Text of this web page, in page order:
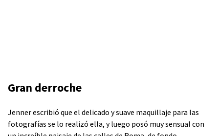
Gran derroche
Jenner escribió que el delicado y suave maquillaje para las
fotografías se lo realizó ella, y luego posó muy sensual con